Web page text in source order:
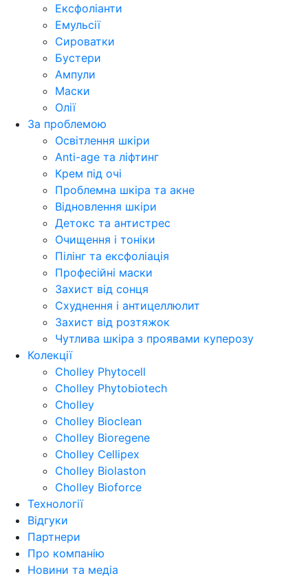
Ексфоліанти
Емульсії
Сироватки
Бустери
Ампули
Маски
Олії
За проблемою
Освітлення шкіри
Anti-age та ліфтинг
Крем під очі
Проблемна шкіра та акне
Відновлення шкіри
Детокс та антистрес
Очищення і тоніки
Пілінг та ексфоліація
Професійні маски
Захист від сонця
Схуднення і антицеллюлит
Захист від розтяжок
Чутлива шкіра з проявами куперозу
Колекції
Cholley Phytocell
Cholley Phytobiotech
Cholley
Cholley Bioclean
Cholley Bioregene
Cholley Cellipex
Cholley Biolaston
Cholley Bioforce
Технології
Відгуки
Партнери
Про компанію
Новини та медіа